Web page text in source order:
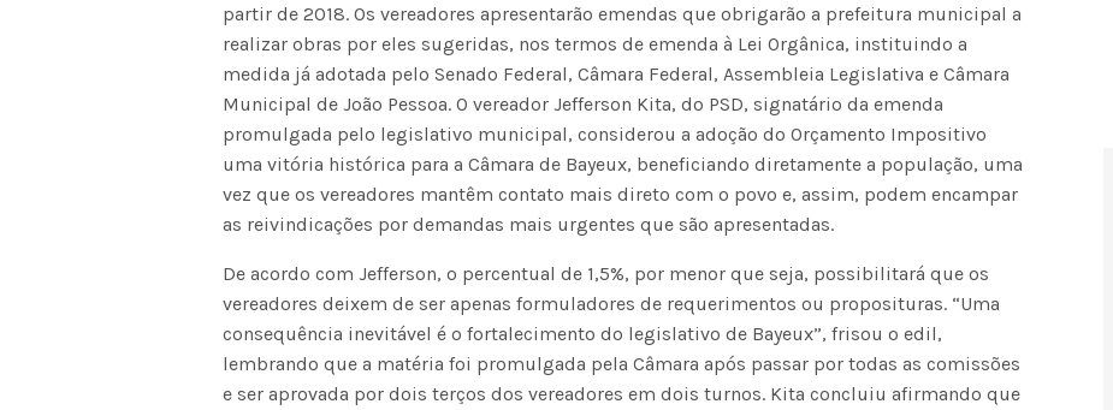
partir de 2018. Os vereadores apresentarão emendas que obrigarão a prefeitura municipal a
realizar obras por eles sugeridas, nos termos de emenda à Lei Orgânica, instituindo a
medida já adotada pelo Senado Federal, Câmara Federal, Assembleia Legislativa e Câmara
Municipal de João Pessoa. O vereador Jefferson Kita, do PSD, signatário da emenda
promulgada pelo legislativo municipal, considerou a adoção do Orçamento Impositivo
uma vitória histórica para a Câmara de Bayeux, beneficiando diretamente a população, uma
vez que os vereadores mantêm contato mais direto com o povo e, assim, podem encampar
as reivindicações por demandas mais urgentes que são apresentadas.
De acordo com Jefferson, o percentual de 1,5%, por menor que seja, possibilitará que os
vereadores deixem de ser apenas formuladores de requerimentos ou proposituras. “Uma
consequência inevitável é o fortalecimento do legislativo de Bayeux”, frisou o edil,
lembrando que a matéria foi promulgada pela Câmara após passar por todas as comissões
e ser aprovada por dois terços dos vereadores em dois turnos. Kita concluiu afirmando que